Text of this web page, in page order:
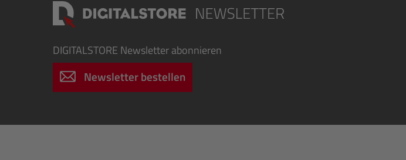
DIGITALSTORE Newsletter abonnieren
Newsletter bestellen